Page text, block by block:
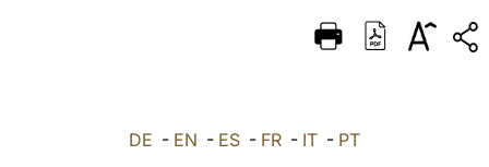
DEUTSCH
中文
DE - EN - ES - FR - IT - PT